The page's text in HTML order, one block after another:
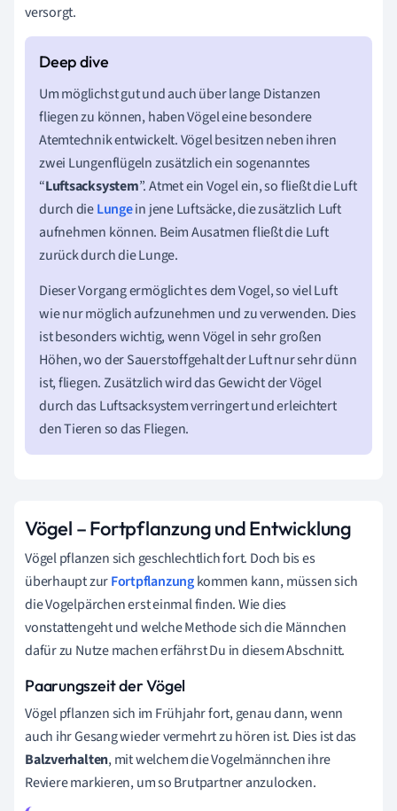
versorgt.
Um möglichst gut und auch über lange Distanzen
fliegen zu können, haben Vögel eine besondere
Atemtechnik entwickelt. Vögel besitzen neben ihren
zwei Lungenflügeln zusätzlich ein sogenanntes
“Luftsacksystem”. Atmet ein Vogel ein, so fließt die Luft
durch dieLungein jene Luftsäcke, die zusätzlich Luft
aufnehmen können. Beim Ausatmen fließt die Luft
zurück durch die Lunge.
Dieser Vorgang ermöglicht es dem Vogel, so viel Luft
wie nur möglich aufzunehmen und zu verwenden. Dies
ist besonders wichtig, wenn Vögel in sehr großen
Höhen, wo der Sauerstoffgehalt der Luft nur sehr dünn
ist, fliegen. Zusätzlich wird das Gewicht der Vögel
durch das Luftsacksystem verringert und erleichtert
den Tieren so das Fliegen.
Vögel – Fortpflanzung und Entwicklung
Vögel pflanzen sich geschlechtlich fort. Doch bis es
überhaupt zurFortpflanzungkommen kann, müssen sich
die Vogelpärchen erst einmal finden. Wie dies
vonstattengeht und welche Methode sich die Männchen
dafür zu Nutze machen erfährst Du in diesem Abschnitt.
Paarungszeit der Vögel
Vögel pflanzen sich im Frühjahr fort, genau dann, wenn
auch ihr Gesang wieder vermehrt zu hören ist. Dies ist das
Balzverhalten, mit welchem die Vogelmännchen ihre
Reviere markieren, um so Brutpartner anzulocken.